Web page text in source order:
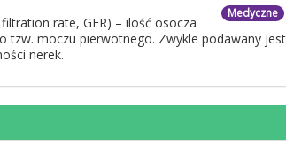
Medyczne
rate, GFR) – ilość osocza
tzw. moczu pierwotnego. Zwykle podawany
nerek.